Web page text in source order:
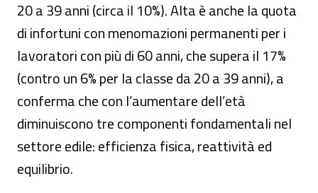
20 a 39 anni (circa il 10%). Alta è anche la quota
di infortuni con menomazioni permanenti per i
lavoratori con più di 60 anni, che supera il 17%
(contro un 6% per la classe da 20 a 39 anni), a
conferma che con l’aumentare dell’età
diminuiscono tre componenti fondamentali nel
settore edile: efficienza fisica, reattività ed
equilibrio.